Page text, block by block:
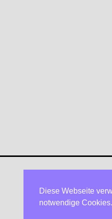
Diese Webseite
notwendige Cookies.